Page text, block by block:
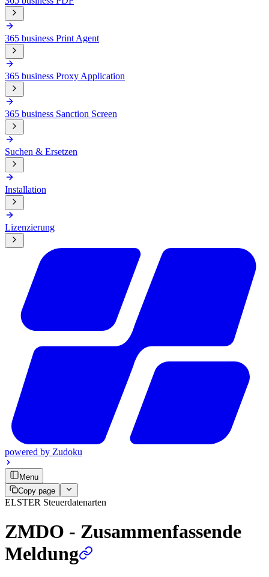
365 business Print Agent
365 business Proxy Application
365 business Sanction Screen
Suchen & Ersetzen
Installation
Lizenzierung
powered by Zudoku
Menu
Copy page
ELSTER Steuerdatenarten
ZMDO - Zusammenfassende
Meldung